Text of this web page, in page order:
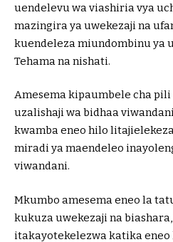
uendelevu wa viashiria vya
mazingira ya uwekezaji na
kuendeleza miundombinu ya
Tehama na nishati.
Amesema kipaumbele cha
uzalishaji wa bidhaa
kwamba eneo hilo
miradi ya maendeleo
viwandani.
Mkumbo amesema eneo la
kukuza uwekezaji na
itakayotekelezwa katika